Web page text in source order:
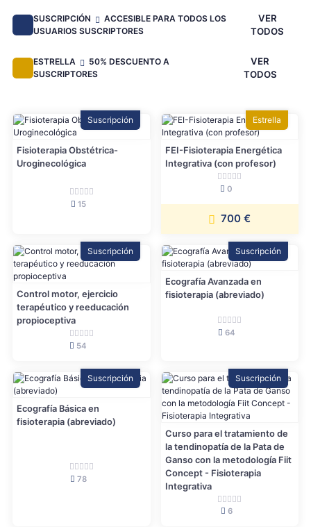
SUSCRIPCIÓN
ACCESIBLE PARA TODOS LOS
USUARIOS SUSCRIPTORES
VER
TODOS
ESTRELLA
50% DESCUENTO A
SUSCRIPTORES
VER
TODOS
Suscripción
Fisioterapia Obstétrica-
Uroginecológica
15
Estrella
FEI-Fisioterapia Energética
Integrativa (con profesor)
0
700 €
Suscripción
Control motor, ejercicio
terapéutico y reeducación
propioceptiva
54
Suscripción
Ecografía Avanzada en
fisioterapia (abreviado)
64
Suscripción
Ecografía Básica en
fisioterapia (abreviado)
78
Suscripción
Curso para el tratamiento de
la tendinopatía de la Pata de
Ganso con la metodología Fiit
Concept - Fisioterapia
Integrativa
6